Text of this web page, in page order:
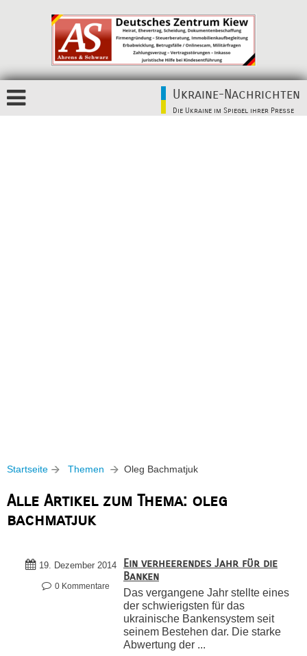
Ukraine-Nachrichten
Die Ukraine im Spiegel ihrer Presse
Startseite Themen Oleg Bachmatjuk
Alle Artikel zum Thema: oleg
bachmatjuk
19. Dezember 2014
0 Kommentare
Ein verheerendes Jahr für die
Banken
Das vergangene Jahr stellte eines
der schwierigsten für das
ukrainische Bankensystem seit
seinem Bestehen dar. Die starke
Abwertung der ...